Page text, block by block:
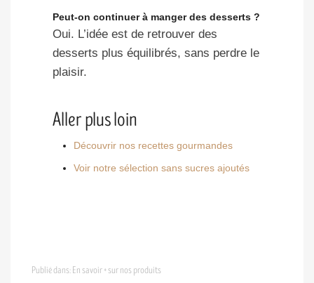
Peut-on continuer à manger des desserts ?
Oui. L’idée est de retrouver des
desserts plus équilibrés, sans perdre le
plaisir.
Aller plus loin
Découvrir nos recettes gourmandes
Voir notre sélection sans sucres ajoutés
Publié dans:En savoir + sur nos produits